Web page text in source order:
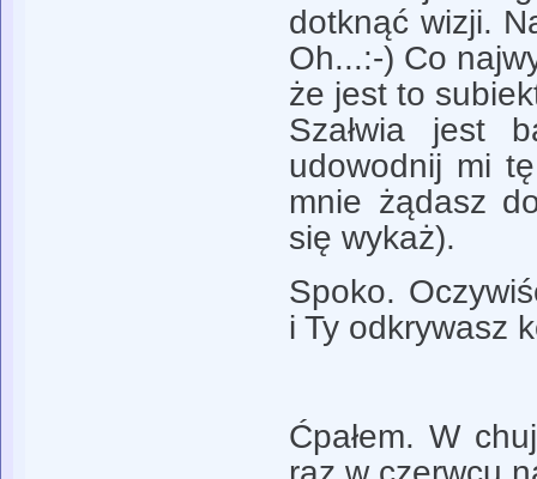
dotknąć wizji.
Oh...:-) Co
że jest to
Szałwia jest
udowodnij mi
mnie żądasz
się wykaż).
Spoko.
i Ty odkrywasz
Ćpałem. W